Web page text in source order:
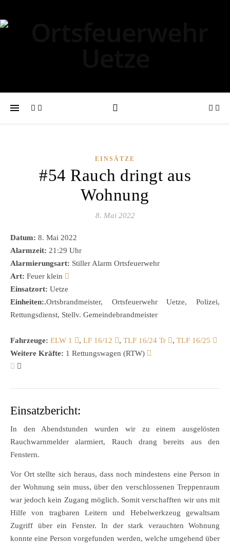
EINSÄTZE
#54 Rauch dringt aus
Wohnung
8. Mai 2022
Datum: 8. Mai 2022
Alarmzeit: 21:29 Uhr
Alarmierungsart: Stiller Alarm Ortsfeuerwehr
Art: Feuer klein
Einsatzort: Uetze
Einheiten:.Ortsbrandmeister, Ortsfeuerwehr Uetze, Polizei,
Rettungsdienst, Stellv. Gemeindebrandmeister
Fahrzeuge: ELW 1 , LF 16/12 , TLF 16/24 Tr , TLF 16/25
Weitere Kräfte: 1 Rettungswagen (RTW)
Einsatzbericht:
In den Abendstunden wurden wir zu einem ausgelösten
Rauchwarnmelder alarmiert, Rauch drang bereits aus den
Fenstern.
Vor Ort stellte sich heraus, dass noch mindestens eine Person in
der Wohnung sein muss, über den verschlossenen Treppenraum
war jedoch kein Zugang möglich. Somit verschafften wir uns mit
Hilfe von tragbaren Leitern und Hebelwerkzeug gewaltsam
Zugriff über ein Fenster. In der stark verauchten Wohnung
konnte eine Person vorgefunden werden, welche umgehend über